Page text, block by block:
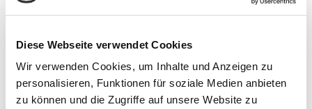
Diese Webseite verwendet Cookies
Wir verwenden Cookies, um Inhalte und Anzeigen zu
personalisieren, Funktionen für soziale Medien anbieten
zu können und die Zugriffe auf unsere Website zu
Freunden eine familiäre Atmosphäre,köstliche
bieten wir eine entspannte Umgebung mitten im
Werratal.